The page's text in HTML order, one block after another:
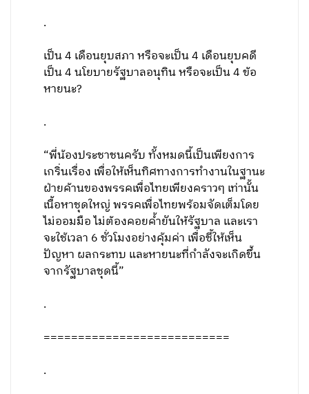
.
เป็น 4 เดือนยุบสภา หรือจะเป็น 4 เดือนยุบคดี
เป็น 4 นโยบายรัฐบาลอนุทิน หรือจะเป็น 4 ข้อ
หายนะ?
.
“พี่น้องประชาชนครับ ทั้งหมดนี้เป็นเพียงการ
เกริ่นเรื่อง เพื่อให้เห็นทิศทางการทำงานในฐานะ
ฝ่ายค้านของพรรคเพื่อไทยเพียงคราวๆ เท่านั้น
เนื้อหาชุดใหญ่ พรรคเพื่อไทยพร้อมจัดเต็มโดย
ไม่ออมมือ ไม่ต้องคอยค้ำยันให้รัฐบาล และเรา
จะใช้เวลา 6 ชั่วโมงอย่างคุ้มค่า เพื่อชี้ให้เห็น
ปัญหา ผลกระทบ และหายนะที่กำลังจะเกิดขึ้น
จากรัฐบาลชุดนี้”
.
===========================
.